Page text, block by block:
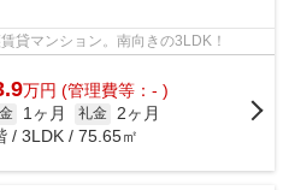
貸マンション。南向きの3LDK！
万円 (管理費等：- )
1ヶ月 礼金 2ヶ月
/ 3LDK / 75.65㎡